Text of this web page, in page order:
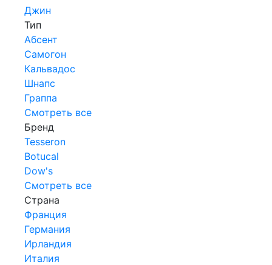
Джин
Тип
Абсент
Самогон
Кальвадос
Шнапс
Граппа
Смотреть все
Бренд
Tesseron
Botucal
Dow's
Смотреть все
Страна
Франция
Германия
Ирландия
Италия